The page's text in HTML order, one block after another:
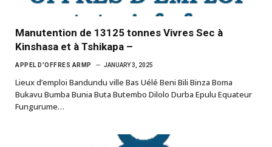
Manutention de 13125 tonnes Vivres Sec à
Kinshasa et à Tshikapa –
APPEL D'OFFRES ARMP JANUARY 3, 2025
Lieux d’emploi Bandundu ville Bas Uélé Beni Bili Binza Boma
Bukavu Bumba Bunia Buta Butembo Dilolo Durba Epulu Equateur
Fungurume…